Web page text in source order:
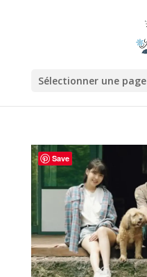
Sélectionner une page
Save